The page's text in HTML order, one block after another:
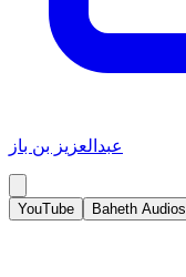
عبدالعزيز بن باز
YouTube Baheth Audios